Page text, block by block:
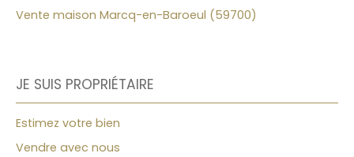
Vente maison Marcq-en-Baroeul (59700)
JE SUIS PROPRIÉTAIRE
Estimez votre bien
Vendre avec nous